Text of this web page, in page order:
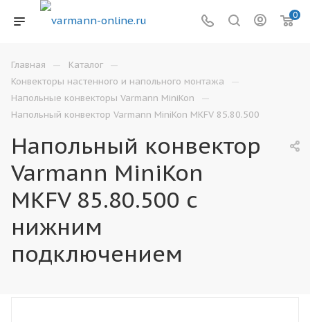
0
Главная — Каталог —
Конвекторы настенного и напольного монтажа —
Напольные конвекторы Varmann MiniKon —
Напольный конвектор Varmann MiniKon MKFV 85.80.500
Напольный конвектор
Varmann MiniKon
MKFV 85.80.500 с
нижним
подключением